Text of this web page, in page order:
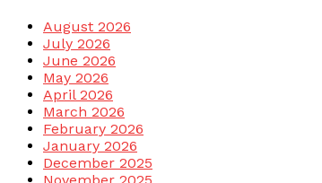
August 2026
July 2026
June 2026
May 2026
April 2026
March 2026
February 2026
January 2026
December 2025